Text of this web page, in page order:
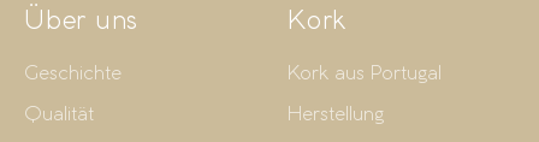
Über uns
Geschichte
Qualität
Kork
Kork aus Portugal
Herstellung